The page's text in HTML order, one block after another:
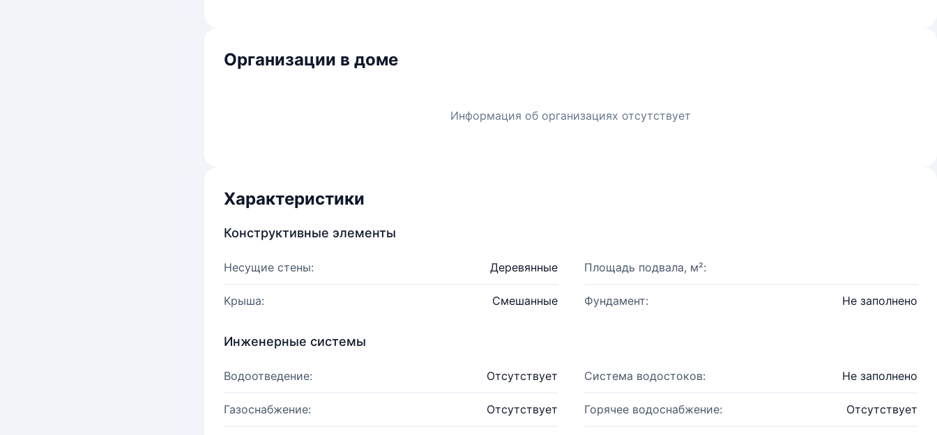
Организации в доме
Информация об организациях отсутствует
Характеристики
Конструктивные элементы
Несущие стены: Деревянные Площадь подвала, м²:
Крыша: Смешанные Фундамент: Не заполнено
Инженерные системы
Водоотведение: Отсутствует Система водостоков: Не заполнено
Газоснабжение: Отсутствует Горячее водоснабжение: Отсутствует